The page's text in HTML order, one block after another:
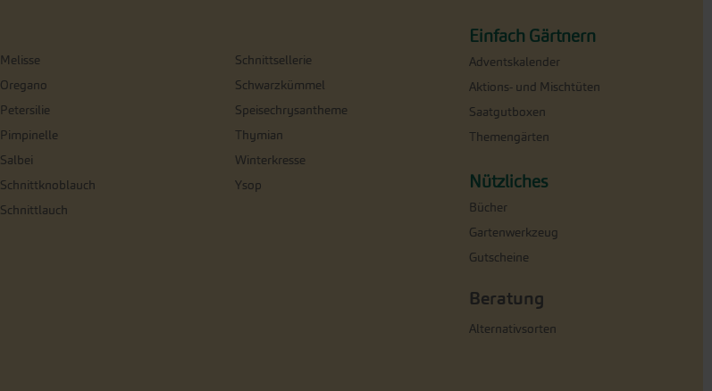
Melisse
Oregano
Petersilie
Pimpinelle
Salbei
Schnittknoblauch
Schnittlauch
Schnittsellerie
Schwarzkümmel
Speisechrysantheme
Thymian
Winterkresse
Ysop
Einfach Gärtnern
Adventskalender
Aktions- und Mischtüten
Saatgutboxen
Themengärten
Nützliches
Bücher
Gartenwerkzeug
Gutscheine
Beratung
Alternativsorten